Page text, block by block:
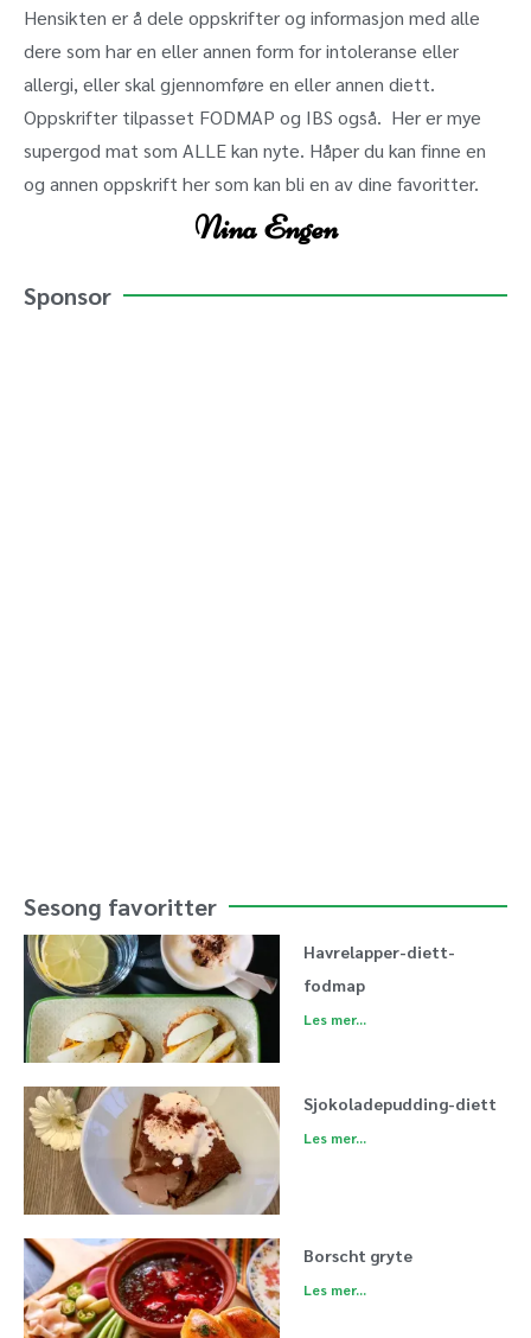
Hensikten er å dele oppskrifter og informasjon med alle
dere som har en eller annen form for intoleranse eller
allergi, eller skal gjennomføre en eller annen diett.
Oppskrifter tilpasset FODMAP og IBS også. Her er mye
supergod mat som ALLE kan nyte. Håper du kan finne en
og annen oppskrift her som kan bli en av dine favoritter.
Nina Engen
Sponsor
Sesong favoritter
Havrelapper-diett-
fodmap
Les mer...
Sjokoladepudding-diett
Les mer...
Borscht gryte
Les mer...